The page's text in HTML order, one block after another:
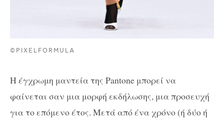
©PIXELFORMULA
Η έγχρωμη μαντεία της Pantone μπορεί να
φαίνεται σαν μια μορφή εκδήλωσης, μια προσευχή
για το επόμενο έτος. Μετά από ένα χρόνο (ή δύο ή